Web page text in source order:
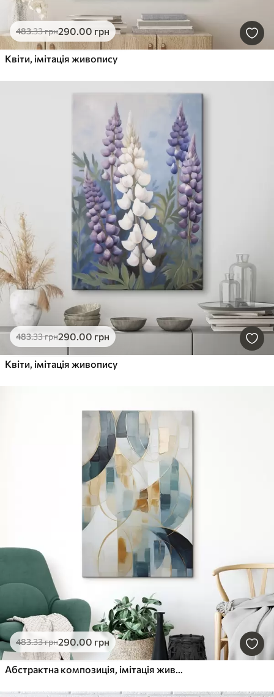
483.33грн290.00 грн
Квіти, імітація живопису
483.33грн290.00 грн
Квіти, імітація живопису
483.33грн290.00 грн
Абстрактна композиція, імітація живопису